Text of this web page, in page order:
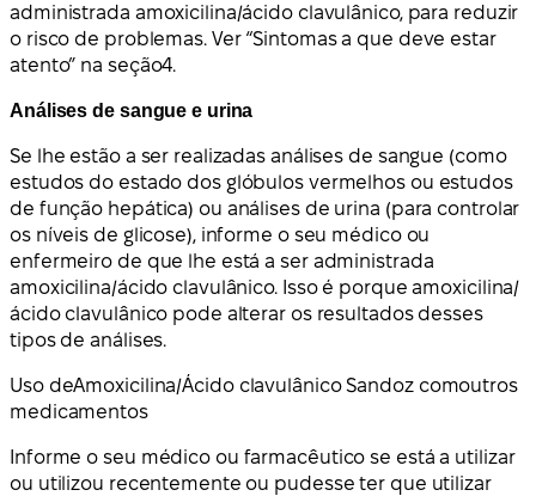
administrada amoxicilina/ácido clavulânico, para reduzir
o risco de problemas. Ver “Sintomas a que deve estar
atento” na seção4.
Análises de sangue e urina
Se lhe estão a ser realizadas análises de sangue (como
estudos do estado dos glóbulos vermelhos ou estudos
de função hepática) ou análises de urina (para controlar
os níveis de glicose), informe o seu médico ou
enfermeiro de que lhe está a ser administrada
amoxicilina/ácido clavulânico. Isso é porque amoxicilina/
ácido clavulânico pode alterar os resultados desses
tipos de análises.
Uso deAmoxicilina/Ácido clavulânico Sandoz comoutros
medicamentos
Informe o seu médico ou farmacêutico se está a utilizar
ou utilizou recentemente ou pudesse ter que utilizar